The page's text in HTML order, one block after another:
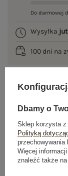
Do darmowej
Wysyłka
100 dni na
GŁÓWNE PARAMETRY
OPINIE O PRODUKCIE
Dbamy o
Sklep korzysta z
Polityką
przechowywania
Więcej
znaleźć także